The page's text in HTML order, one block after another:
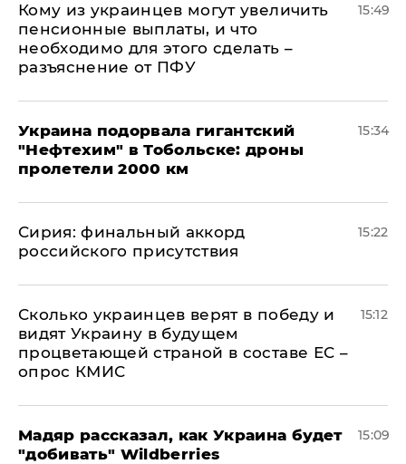
Кому из украинцев могут увеличить
пенсионные выплаты, и что
необходимо для этого сделать –
разъяснение от ПФУ
15:49
Украина подорвала гигантский
"Нефтехим" в Тобольске: дроны
пролетели 2000 км
15:34
​Сирия: финальный аккорд
российского присутствия
15:22
Сколько украинцев верят в победу и
видят Украину в будущем
процветающей страной в составе ЕС –
опрос КМИС
15:12
Мадяр рассказал, как Украина будет
"добивать" Wildberries
15:09